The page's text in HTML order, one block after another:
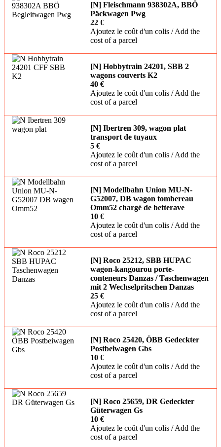
[N] Fleischmann 938302A, BBÖ
Päckwagen Pwg
22 €
Ajoutez le coût d'un colis / Add the
cost of a parcel
[N] Hobbytrain 24201, SBB 2
wagons couverts K2
40 €
Ajoutez le coût d'un colis / Add the
cost of a parcel
[N] Ibertren 309, wagon plat
transport de tuyaux
5 €
Ajoutez le coût d'un colis / Add the
cost of a parcel
[N] Modellbahn Union MU-N-
G52007, DB wagon tombereau
Omm52 chargé de betterave
10 €
Ajoutez le coût d'un colis / Add the
cost of a parcel
[N] Roco 25212, SBB HUPAC
wagon-kangourou porte-
conteneurs Danzas / Taschenwagen
mit 2 Wechselpritschen Danzas
25 €
Ajoutez le coût d'un colis / Add the
cost of a parcel
[N] Roco 25420, ÖBB Gedeckter
Postbeiwagen Gbs
10 €
Ajoutez le coût d'un colis / Add the
cost of a parcel
[N] Roco 25659, DR Gedeckter
Güterwagen Gs
10 €
Ajoutez le coût d'un colis / Add the
cost of a parcel